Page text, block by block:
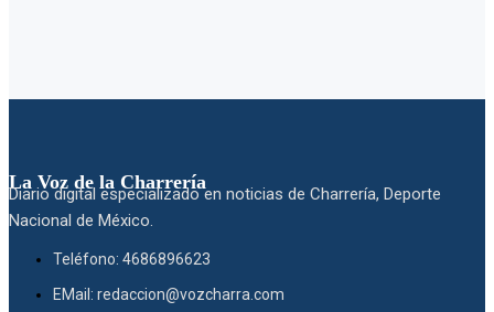
La Voz de la Charrería
Diario digital especializado en noticias de Charrería, Deporte
Nacional de México.
Teléfono: 4686896623
EMail: redaccion@vozcharra.com